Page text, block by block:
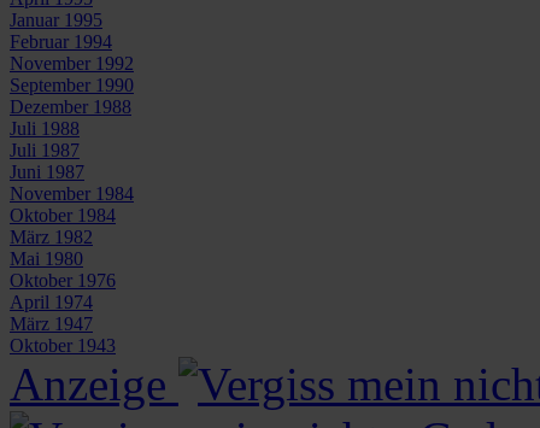
Januar 1995
Februar 1994
November 1992
September 1990
Dezember 1988
Juli 1988
Juli 1987
Juni 1987
November 1984
Oktober 1984
März 1982
Mai 1980
Oktober 1976
April 1974
März 1947
Oktober 1943
Anzeige